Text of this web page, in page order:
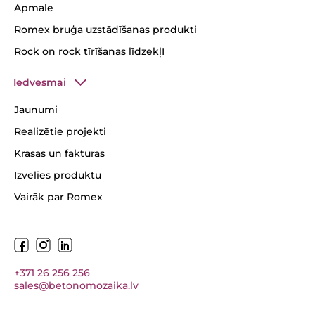
Apmale
Romex bruģa uzstādīšanas produkti
Rock on rock tīrīšanas līdzekļI
Iedvesmai
Jaunumi
Realizētie projekti
Krāsas un faktūras
Izvēlies produktu
Vairāk par Romex
+371 26 256 256
sales@betonomozaika.lv